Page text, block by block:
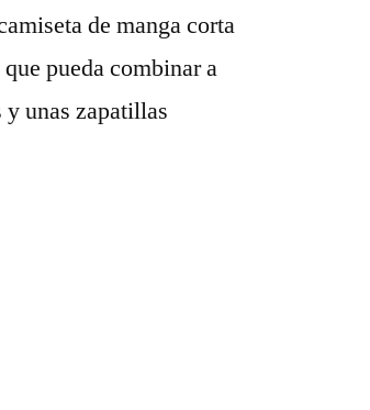
de manga corta
pueda combinar a
unas zapatillas